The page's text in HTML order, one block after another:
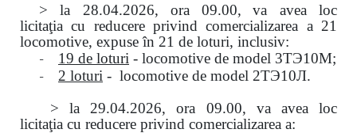
> la 28.04.2026, ora 09.00,
va avea loc
licitaţiacu reducere privind comercializarea a 21
locomotive, expuse în 21 de loturi, inclusiv:
- 19 de loturi - locomotive de model 3ТЭ10М;
- 2 loturi - locomotive de model 2ТЭ10Л.
> la 29.04.2026, ora 09.00, va avea loc
licitaţia cu reducere privind comercializarea a: